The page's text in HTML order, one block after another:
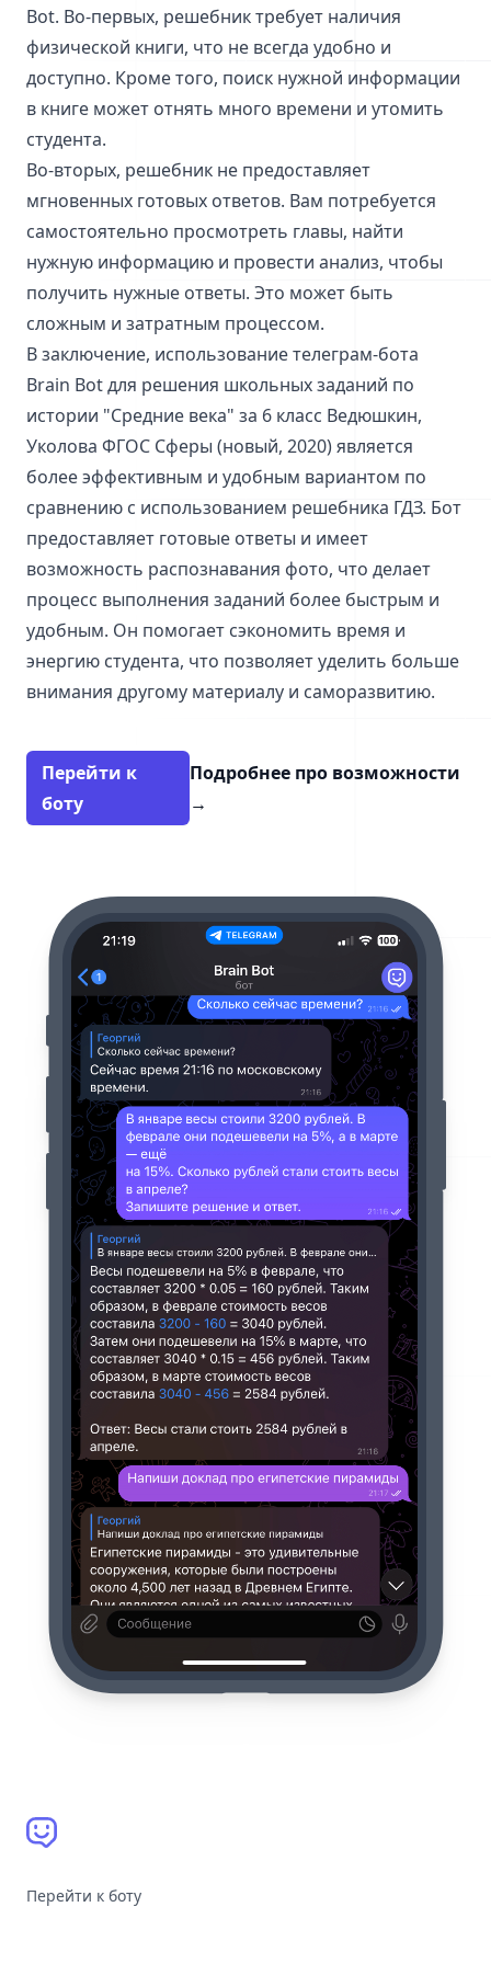
Bot. Во-первых, решебник требует наличия
физической книги, что не всегда удобно и
доступно. Кроме того, поиск нужной информации
в книге может отнять много времени и утомить
студента.
Во-вторых, решебник не предоставляет
мгновенных готовых ответов. Вам потребуется
самостоятельно просмотреть главы, найти
нужную информацию и провести анализ, чтобы
получить нужные ответы. Это может быть
сложным и затратным процессом.
В заключение, использование телеграм-бота
Brain Bot для решения школьных заданий по
истории "Средние века" за 6 класс Ведюшкин,
Уколова ФГОС Сферы (новый, 2020) является
более эффективным и удобным вариантом по
сравнению с использованием решебника ГДЗ. Бот
предоставляет готовые ответы и имеет
возможность распознавания фото, что делает
процесс выполнения заданий более быстрым и
удобным. Он помогает сэкономить время и
энергию студента, что позволяет уделить больше
внимания другому материалу и саморазвитию.
Перейти к
боту
Подробнее про возможности
→
Перейти к боту